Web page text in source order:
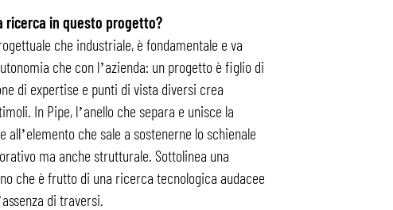
ricerca in questo progetto?
che industriale, è fondamentale e va
che con l’azienda: un progetto è figlio di
di expertise e punti di vista diversi crea
In Pipe, l’anello che separa e unisce la
all’elemento che sale a sostenerne lo schienale
ma anche strutturale. Sottolinea una
che è frutto di una ricerca tecnologica audacee
di traversi.